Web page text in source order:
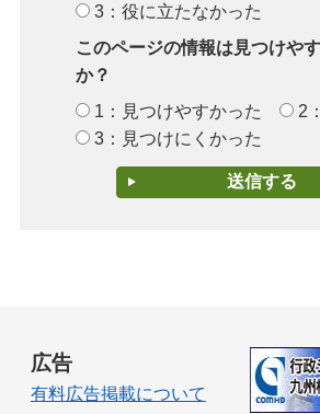
3：役に立たなかった
このページの情報は見つけや
か？
1：見つけやすかった
2
3：見つけにくかった
広告
有料広告掲載について